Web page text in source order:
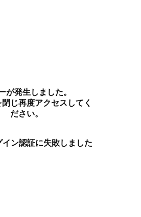
が発生しました。
じ再度アクセスしてく
ださい。
イン認証に失敗しました